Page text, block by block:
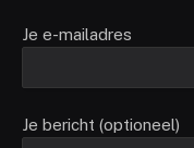
Je e-mailadres
Je bericht (optioneel)